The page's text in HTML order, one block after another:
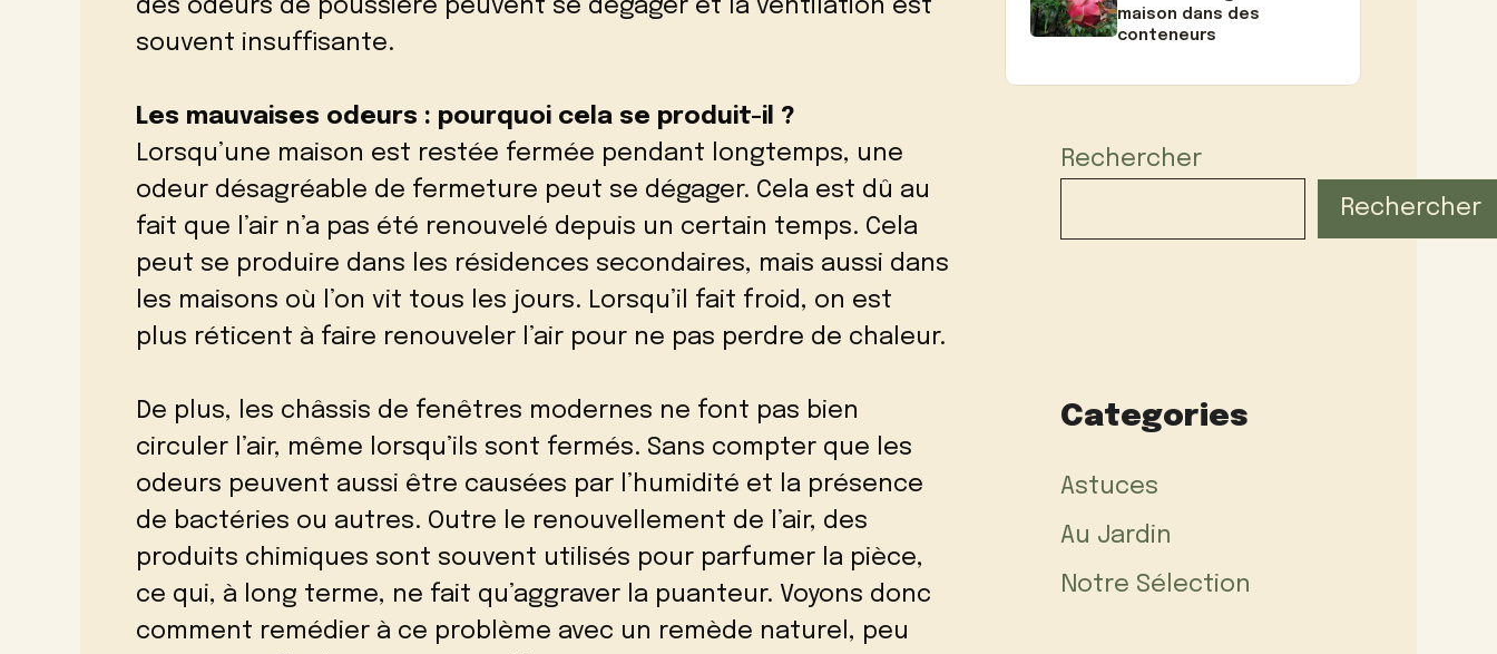
des odeurs de poussière peuvent se dégager et la ventilation est
souvent insuffisante.
Les mauvaises odeurs : pourquoi cela se produit-il ?
Lorsqu’une maison est restée fermée pendant longtemps, une
odeur désagréable de fermeture peut se dégager. Cela est dû au
fait que l’air n’a pas été renouvelé depuis un certain temps. Cela
peut se produire dans les résidences secondaires, mais aussi dans
les maisons où l’on vit tous les jours. Lorsqu’il fait froid, on est
plus réticent à faire renouveler l’air pour ne pas perdre de chaleur.
De plus, les châssis de fenêtres modernes ne font pas bien
circuler l’air, même lorsqu’ils sont fermés. Sans compter que les
odeurs peuvent aussi être causées par l’humidité et la présence
de bactéries ou autres. Outre le renouvellement de l’air, des
produits chimiques sont souvent utilisés pour parfumer la pièce,
ce qui, à long terme, ne fait qu’aggraver la puanteur. Voyons donc
comment remédier à ce problème avec un remède naturel, peu
maison dans des
conteneurs
Rechercher
Rechercher
Categories
Astuces
Au Jardin
Notre Sélection